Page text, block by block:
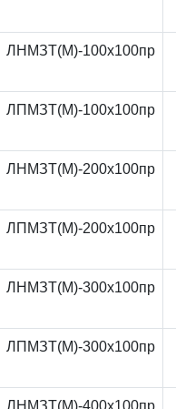
ЛНМЗТ(М)-100x100пр
ЛПМЗТ(М)-100x100пр
ЛНМЗТ(М)-200x100пр
ЛПМЗТ(М)-200x100пр
ЛНМЗТ(М)-300x100пр
ЛПМЗТ(М)-300x100пр
ЛНМЗТ(М)-400x100пр